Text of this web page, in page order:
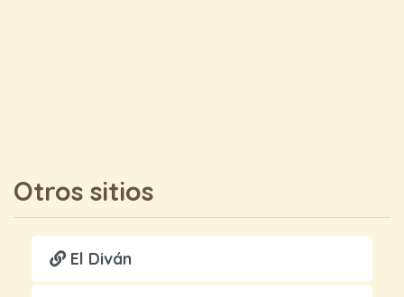
Otros sitios
El Diván